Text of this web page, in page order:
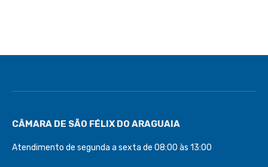
CÂMARA DE SÃO FÉLIX DO ARAGUAIA
Atendimento de segunda a sexta de 08:00 às 13:00